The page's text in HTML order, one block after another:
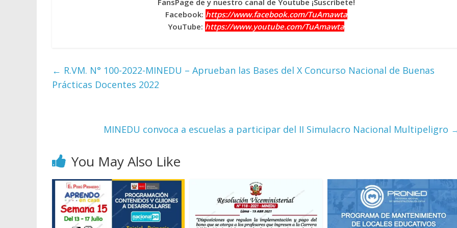
FansPage de y nuestro canal de Youtube ¡Suscríbete!
Facebook: https://www.facebook.com/TuAmawta
YouTube: https://www.youtube.com/TuAmawta
← R.VM. N° 100-2022-MINEDU – Aprueban las Bases del X Concurso Nacional de Buenas
Prácticas Docentes 2022
MINEDU convoca a escuelas a participar del II Simulacro Nacional Multipeligro
You May Also Like